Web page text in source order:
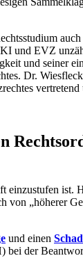
auch
und EVZ
und seiner
Dr.
vertretend
einzustufen ist.
von „höherer
und einen
bei der